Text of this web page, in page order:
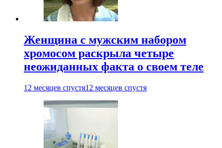
Женщина с мужским набором
хромосом раскрыла четыре
неожиданных факта о своем теле
12 месяцев спустя12 месяцев спустя